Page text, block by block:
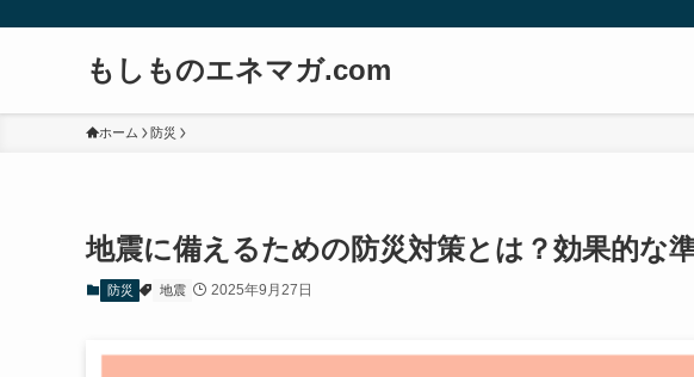
もしものエネマガ.com
ホーム 防災
地震に備えるための防災対策とは？効果的な
防災 地震 2025年9月27日